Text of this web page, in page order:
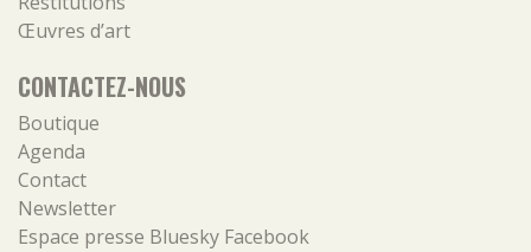
Œuvres d’art
CONTACTEZ-NOUS
Boutique
Agenda
Contact
Newsletter
Espace presse Bluesky Facebook